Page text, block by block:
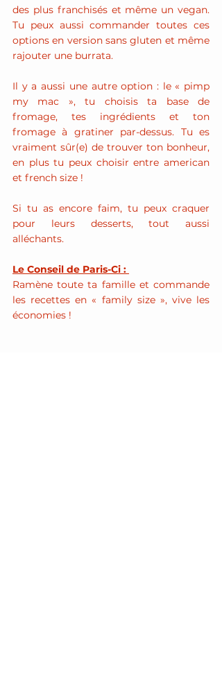
des plus franchisés et même un vegan.
Tu peux aussi commander toutes ces
options en version sans gluten et même
rajouter une burrata.
Il y a aussi une autre option : le « pimp
my mac », tu choisis ta base de
fromage, tes ingrédients et ton
fromage à gratiner par-dessus. Tu es
vraiment sûr(e) de trouver ton bonheur,
en plus tu peux choisir entre american
et french size !
Si tu as encore faim, tu peux craquer
pour leurs desserts, tout aussi
alléchants.
Le Conseil de Paris-Ci :
Ramène toute ta famille et commande
les recettes en « family size », vive les
économies !